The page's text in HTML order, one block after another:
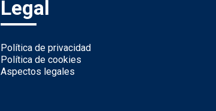
Legal
Política de privacidad
Política de cookies
Aspectos legales